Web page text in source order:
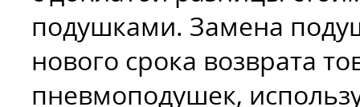
подушками. Замена
нового срока возврата
пневмоподушек,